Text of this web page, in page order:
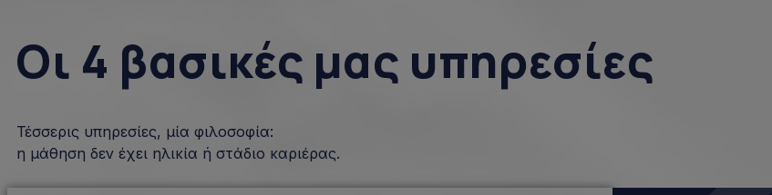
Οι 4 βασικές μας υπηρεσίες
Τέσσερις υπηρεσίες, μία φιλοσοφία:
η μάθηση δεν έχει ηλικία ή στάδιο καριέρας.